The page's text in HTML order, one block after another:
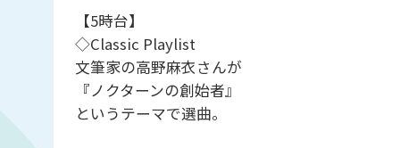
【5時台】
◇Classic Playlist
文筆家の高野麻衣さんが
『ノクターンの創始者』
というテーマで選曲。